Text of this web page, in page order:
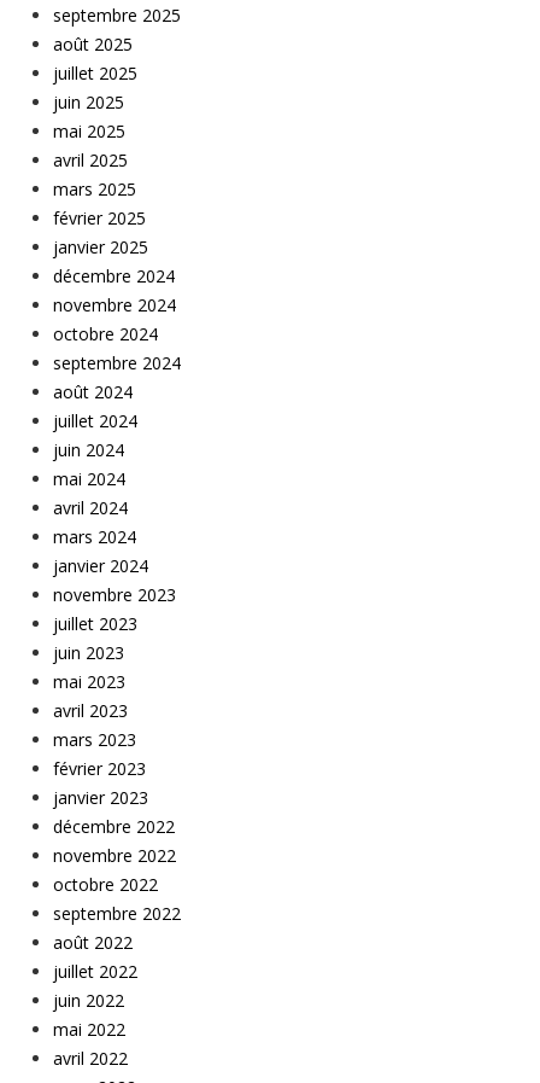
septembre 2025
août 2025
juillet 2025
juin 2025
mai 2025
avril 2025
mars 2025
février 2025
janvier 2025
décembre 2024
novembre 2024
octobre 2024
septembre 2024
août 2024
juillet 2024
juin 2024
mai 2024
avril 2024
mars 2024
janvier 2024
novembre 2023
juillet 2023
juin 2023
mai 2023
avril 2023
mars 2023
février 2023
janvier 2023
décembre 2022
novembre 2022
octobre 2022
septembre 2022
août 2022
juillet 2022
juin 2022
mai 2022
avril 2022